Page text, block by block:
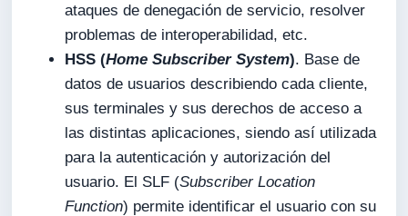
ataques de denegación de servicio, resolver
problemas de interoperabilidad, etc.
HSS (Home Subscriber System). Base de
datos de usuarios describiendo cada cliente,
sus terminales y sus derechos de acceso a
las distintas aplicaciones, siendo así utilizada
para la autenticación y autorización del
usuario. El SLF (Subscriber Location
Function) permite identificar el usuario con su